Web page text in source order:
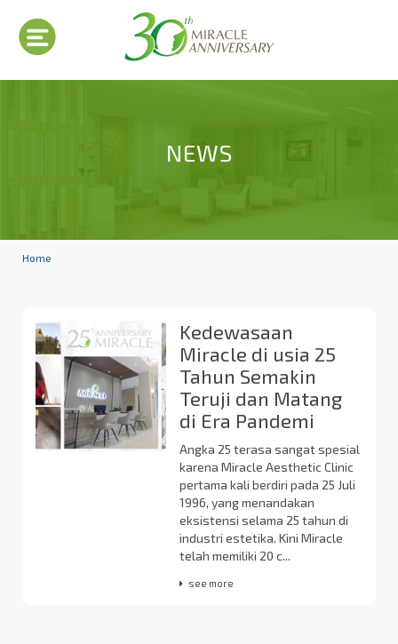
NEWS
Home
Kedewasaan
Miracle di usia 25
Tahun Semakin
Teruji dan Matang
di Era Pandemi
Angka 25 terasa sangat spesial
karena Miracle Aesthetic Clinic
pertama kali berdiri pada 25 Juli
1996, yang menandakan
eksistensi selama 25 tahun di
industri estetika. Kini Miracle
telah memiliki 20 c...
see more